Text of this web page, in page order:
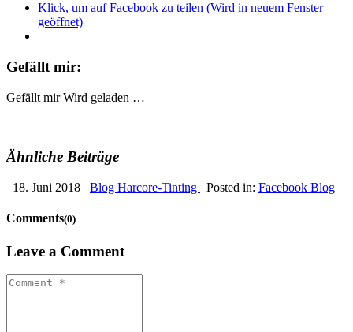
Klick, um auf Facebook zu teilen (Wird in neuem Fenster
geöffnet)
Gefällt mir:
Gefällt mir Wird geladen …
Ähnliche Beiträge
18. Juni 2018 Blog Harcore-Tinting Posted in: Facebook Blog
Comments(0)
Leave a Comment